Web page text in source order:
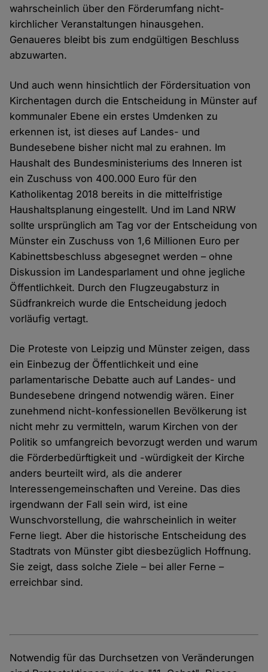
wahrscheinlich über den Förderumfang nicht-
kirchlicher Veranstaltungen hinausgehen.
Genaueres bleibt bis zum endgültigen Beschluss
abzuwarten.
Und auch wenn hinsichtlich der Fördersituation von
Kirchentagen durch die Entscheidung in Münster auf
kommunaler Ebene ein erstes Umdenken zu
erkennen ist, ist dieses auf Landes- und
Bundesebene bisher nicht mal zu erahnen. Im
Haushalt des Bundesministeriums des Inneren ist
ein Zuschuss von 400.000 Euro für den
Katholikentag 2018 bereits in die mittelfristige
Haushaltsplanung eingestellt. Und im Land NRW
sollte ursprünglich am Tag vor der Entscheidung von
Münster ein Zuschuss von 1,6 Millionen Euro per
Kabinettsbeschluss abgesegnet werden – ohne
Diskussion im Landesparlament und ohne jegliche
Öffentlichkeit. Durch den Flugzeugabsturz in
Südfrankreich wurde die Entscheidung jedoch
vorläufig vertagt.
Die Proteste von Leipzig und Münster zeigen, dass
ein Einbezug der Öffentlichkeit und eine
parlamentarische Debatte auch auf Landes- und
Bundesebene dringend notwendig wären. Einer
zunehmend nicht-konfessionellen Bevölkerung ist
nicht mehr zu vermitteln, warum Kirchen von der
Politik so umfangreich bevorzugt werden und warum
die Förderbedürftigkeit und -würdigkeit der Kirche
anders beurteilt wird, als die anderer
Interessengemeinschaften und Vereine. Das dies
irgendwann der Fall sein wird, ist eine
Wunschvorstellung, die wahrscheinlich in weiter
Ferne liegt. Aber die historische Entscheidung des
Stadtrats von Münster gibt diesbezüglich Hoffnung.
Sie zeigt, dass solche Ziele – bei aller Ferne –
erreichbar sind.
Notwendig für das Durchsetzen von Veränderungen